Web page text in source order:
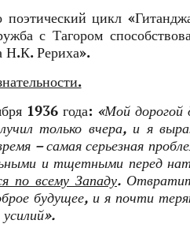
поэтический цикл
с Тагором
Н.К. Рериха».
1936 года: «Мой дорогой
только вчера, и я
– самая серьезная
и тщетными перед
по всему Западу.
будущее, и я почти